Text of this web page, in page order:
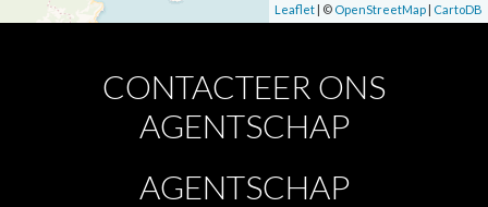
Leaflet | © OpenStreetMap | CartoDB
CONTACTEER ONS
AGENTSCHAP
AGENTSCHAP